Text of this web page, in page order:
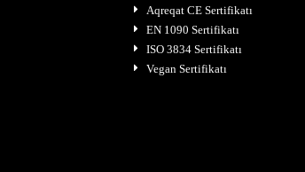
Aqreqat CE Sertifikatı
EN 1090 Sertifikatı
ISO 3834 Sertifikatı
Vegan Sertifikatı